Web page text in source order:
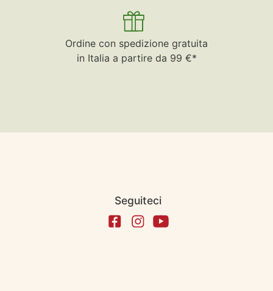
Ordine con spedizione gratuita
in Italia a partire da 99 €*
Seguiteci